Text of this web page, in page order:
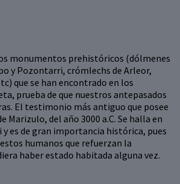
monumentos prehistóricos (dólmenes
y Pozontarri, crómlechs de Arleor,
que se han encontrado en los
prueba de que nuestros antepasados
El testimonio más antiguo que posee
Marizulo, del año 3000 a.C. Se halla en
y es de gran importancia histórica, pues
humanos que refuerzan la
haber estado habitada alguna vez.